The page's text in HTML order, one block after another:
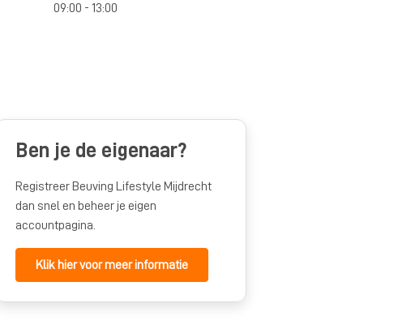
09:00 - 13:00
Ben je de eigenaar?
Registreer Beuving Lifestyle Mijdrecht
dan snel en beheer je eigen
accountpagina.
Klik hier voor meer informatie